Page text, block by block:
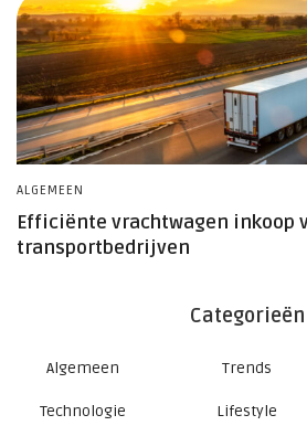
ALGEMEEN
Efficiënte vrachtwagen inkoop
transportbedrijven
Categorieën
Algemeen Trends
Technologie Lifestyle